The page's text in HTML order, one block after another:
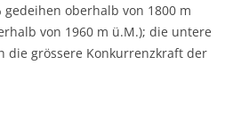
oberhalb von 1800 m
von 1960 m ü.M.); die untere
die grössere Konkurrenzkraft der